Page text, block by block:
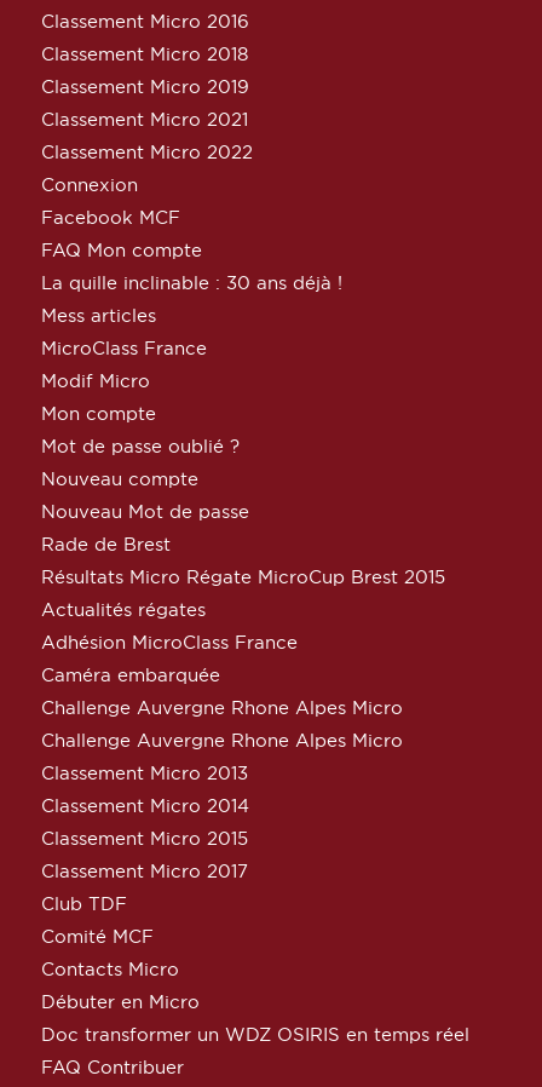
Classement Micro 2016
Classement Micro 2018
Classement Micro 2019
Classement Micro 2021
Classement Micro 2022
Connexion
Facebook MCF
FAQ Mon compte
La quille inclinable : 30 ans déjà !
Mess articles
MicroClass France
Modif Micro
Mon compte
Mot de passe oublié ?
Nouveau compte
Nouveau Mot de passe
Rade de Brest
Résultats Micro Régate MicroCup Brest 2015
Actualités régates
Adhésion MicroClass France
Caméra embarquée
Challenge Auvergne Rhone Alpes Micro
Challenge Auvergne Rhone Alpes Micro
Classement Micro 2013
Classement Micro 2014
Classement Micro 2015
Classement Micro 2017
Club TDF
Comité MCF
Contacts Micro
Débuter en Micro
Doc transformer un WDZ OSIRIS en temps réel
FAQ Contribuer